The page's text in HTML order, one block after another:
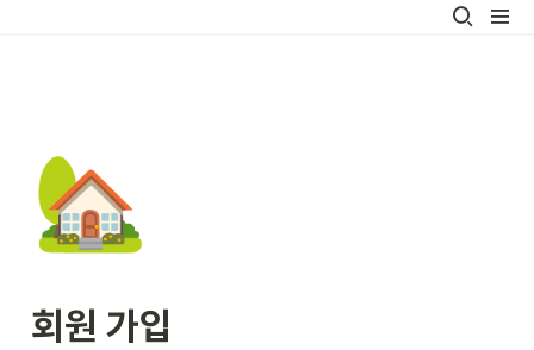
🏡
회원 가입